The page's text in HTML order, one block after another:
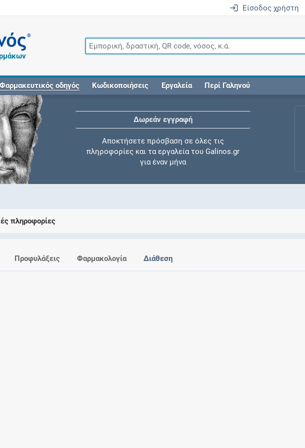
Είσοδος χρήστη
®
Φαρμακευτικός οδηγός Κωδικοποιήσεις Εργαλεία Περί Γαληνού
Δωρεάν εγγραφή
Αποκτήσετε πρόσβαση σε όλες τις
πληροφορίες και τα εργαλεία του Galinos.gr
για έναν μήνα
πληροφορίες
Προφυλάξεις Φαρμακολογία Διάθεση